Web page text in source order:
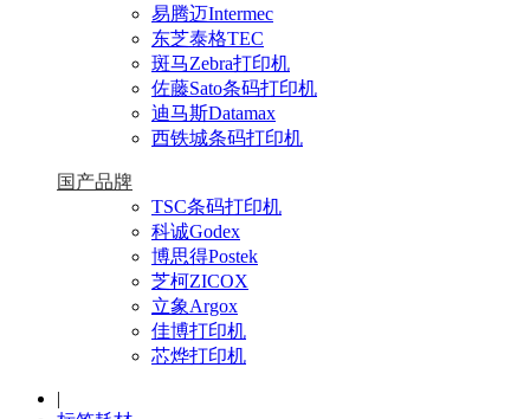
易腾迈Intermec
东芝泰格TEC
斑马Zebra打印机
佐藤Sato条码打印机
迪马斯Datamax
西铁城条码打印机
国产品牌
TSC条码打印机
科诚Godex
博思得Postek
芝柯ZICOX
立象Argox
佳博打印机
芯烨打印机
|